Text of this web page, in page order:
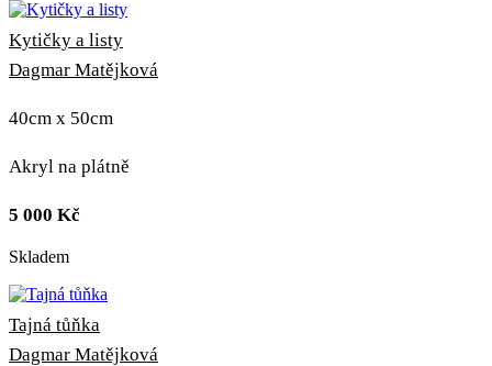
Kytičky a listy
Dagmar Matějková
40cm x 50cm
Akryl na plátně
5 000 Kč
Skladem
Tajná tůňka
Dagmar Matějková